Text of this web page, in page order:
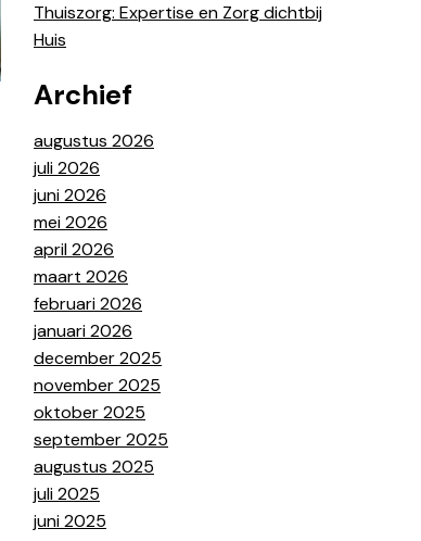
Thuiszorg: Expertise en Zorg dichtbij
Huis
Archief
augustus 2026
juli 2026
juni 2026
mei 2026
april 2026
maart 2026
februari 2026
januari 2026
december 2025
november 2025
oktober 2025
september 2025
augustus 2025
juli 2025
juni 2025